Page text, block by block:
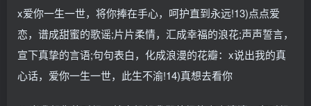
x爱你一生一世，将你捧在手心，呵护直到永远!13)点点爱
恋，谱成甜蜜的歌谣;片片柔情，汇成幸福的浪花;声声誓言，
宣下真挚的言语;句句表白，化成浪漫的花瓣：x说出我的真
心话，爱你一生一世，此生不渝!14)真想去看你